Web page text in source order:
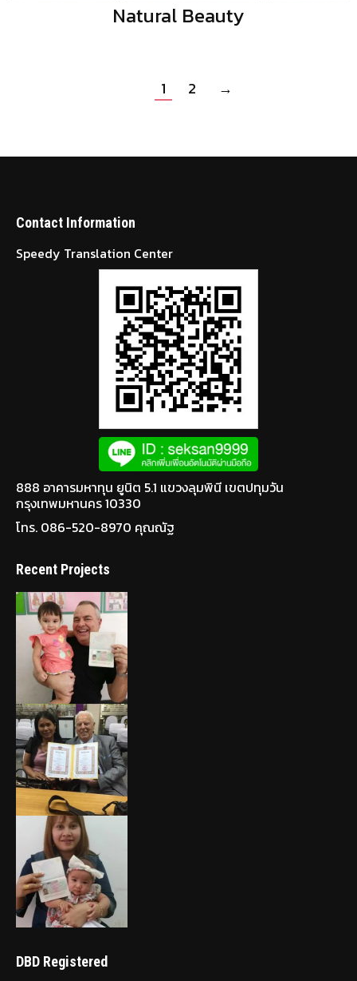
Natural Beauty
1 2 →
Contact Information
Speedy Translation Center
888 อาคารมหาทุน ยูนิต 5.1 แขวงลุมพินี เขตปทุมวัน
กรุงเทพมหานคร 10330
โทร. 086-520-8970 คุณณัฐ
Recent Projects
DBD Registered